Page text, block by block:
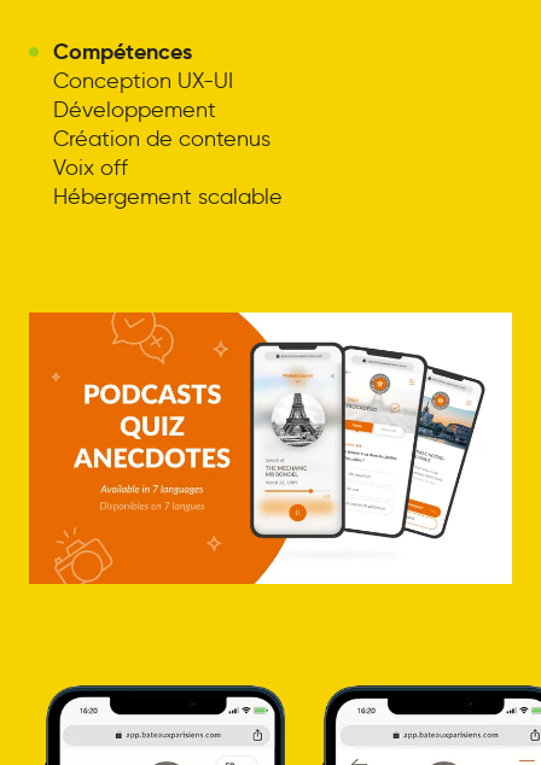
Compétences
Conception UX-UI
Développement
Création de contenus
Voix off
Hébergement scalable